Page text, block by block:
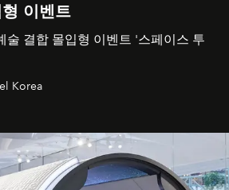
이벤트
술 결합 몰입형 이벤트 '스페이스 투
Korea